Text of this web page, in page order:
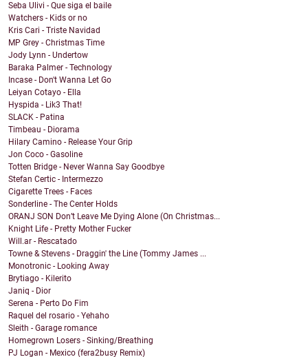
Seba Ulivi - Que siga el baile
Watchers - Kids or no
Kris Cari - Triste Navidad
MP Grey - Christmas Time
Jody Lynn - Undertow
Baraka Palmer - Technology
Incase - Don't Wanna Let Go
Leiyan Cotayo - Ella
Hyspida - Lik3 That!
SLACK - Patina
Timbeau - Diorama
Hilary Camino - Release Your Grip
Jon Coco - Gasoline
Totten Bridge - Never Wanna Say Goodbye
Stefan Certic - Intermezzo
Cigarette Trees - Faces
Sonderline - The Center Holds
ORANJ SON Don’t Leave Me Dying Alone (On Christmas...
Knight Life - Pretty Mother Fucker
Will.ar - Rescatado
Towne & Stevens - Draggin' the Line (Tommy James ...
Monotronic - Looking Away
Brytiago - Kilerito
Janiq - Dior
Serena - Perto Do Fim
Raquel del rosario - Yehaho
Sleith - Garage romance
Homegrown Losers - Sinking/Breathing
PJ Logan - Mexico (fera2busy Remix)